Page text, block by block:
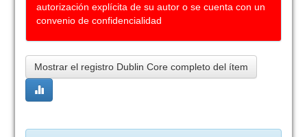
autorización explícita de su autor o se cuenta con un
convenio de confidencialidad
Mostrar el registro Dublin Core completo del ítem